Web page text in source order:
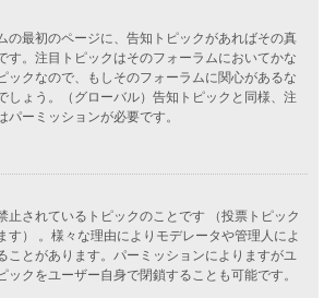
の最初のページに、告知トピックがあればその真
す。注目トピックはそのフォーラムにおいてかな
ックなので、もしそのフォーラムに関心があるな
しょう。（グローバル）告知トピックと同様、注
ーミッションが必要です。
止されているトピックのことです （投票トピック
す） 。様々な理由によりモデレータや管理人によ
ことがあります。パーミッションによりますがユ
ックをユーザー自身で閉鎖することも可能です。